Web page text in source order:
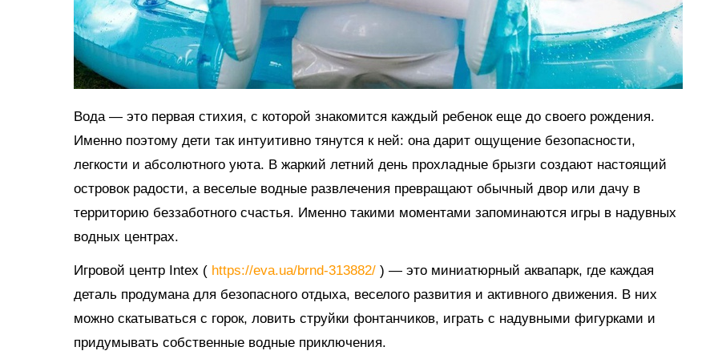
Вода — это первая стихия, с которой знакомится каждый ребенок еще до своего рождения.
Именно поэтому дети так интуитивно тянутся к ней: она дарит ощущение безопасности,
легкости и абсолютного уюта. В жаркий летний день прохладные брызги создают настоящий
островок радости, а веселые водные развлечения превращают обычный двор или дачу в
территорию беззаботного счастья. Именно такими моментами запоминаются игры в надувных
водных центрах.
Игровой центр Intex ( https://eva.ua/brnd-313882/ ) — это миниатюрный аквапарк, где каждая
деталь продумана для безопасного отдыха, веселого развития и активного движения. В них
можно скатываться с горок, ловить струйки фонтанчиков, играть с надувными фигурками и
придумывать собственные водные приключения.